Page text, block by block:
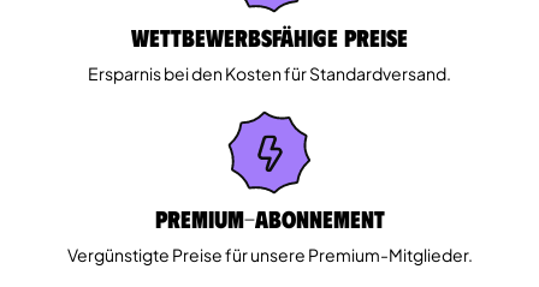
Wettbewerbsfähige Preise
Ersparnis bei den Kosten für Standardversand.
Premium-Abonnement
Vergünstigte Preise für unsere Premium-Mitglieder.